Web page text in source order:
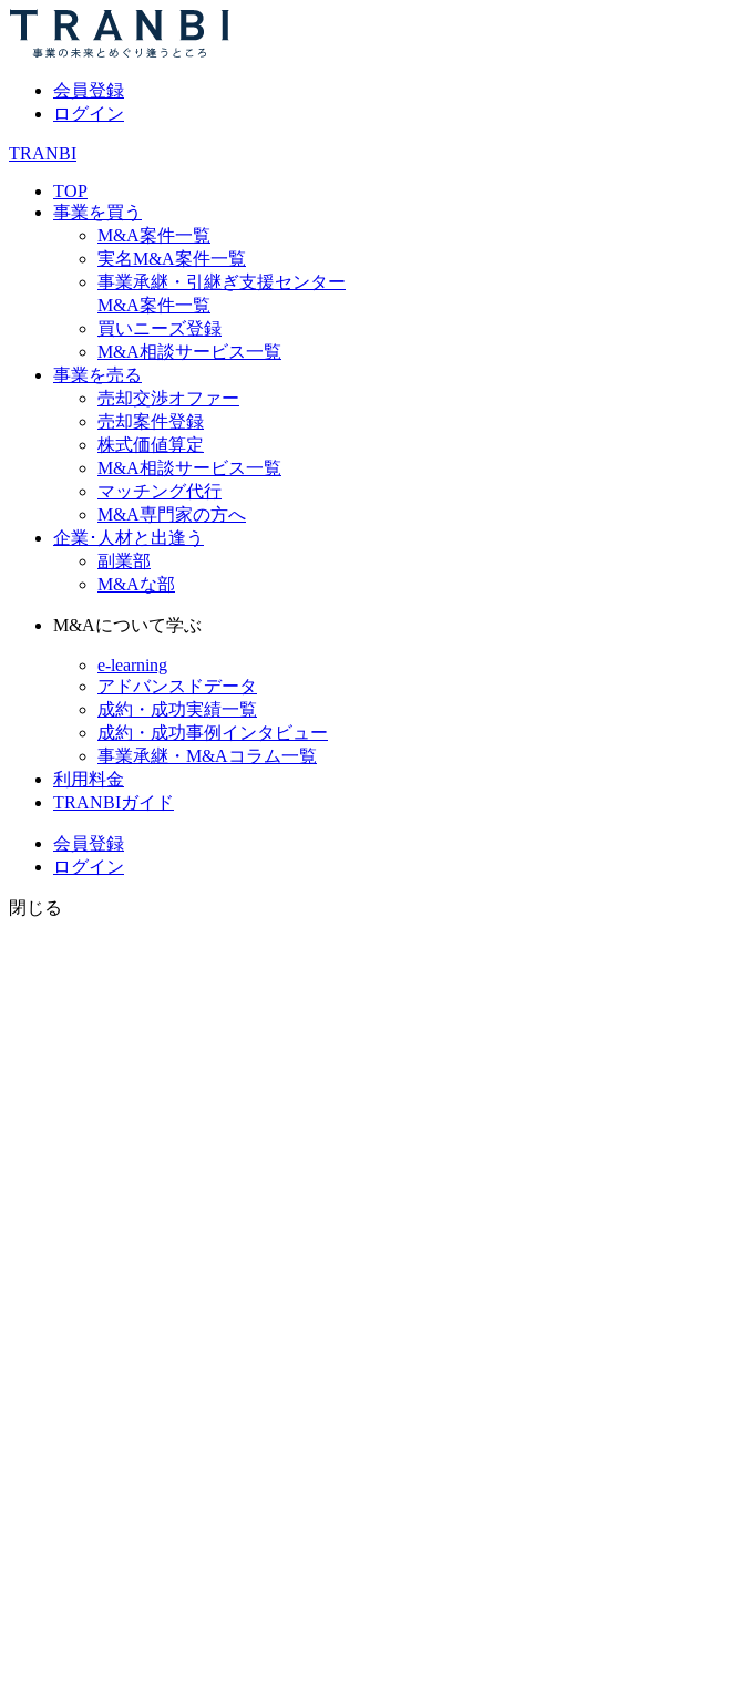
会員登録
ログイン
TRANBI
TOP
事業を買う
M&A案件一覧
実名M&A案件一覧
事業承継・引継ぎ支援センター
M&A案件一覧
買いニーズ登録
M&A相談サービス一覧
事業を売る
売却交渉オファー
売却案件登録
株式価値算定
M&A相談サービス一覧
マッチング代行
M&A専門家の方へ
企業･人材と出逢う
副業部
M&Aな部
M&Aについて学ぶ
e-learning
アドバンスドデータ
成約・成功実績一覧
成約・成功事例インタビュー
事業承継・M&Aコラム一覧
利用料金
TRANBIガイド
会員登録
ログイン
閉じる